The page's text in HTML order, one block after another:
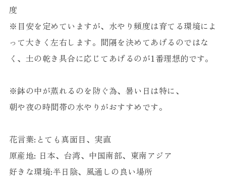
度
※目安を定めていますが、水やり頻度は育てる環境によ
って大きく左右します。間隔を決めてあげるのではな
く、土の乾き具合に応じてあげるのが1番理想的です。
※鉢の中が蒸れるのを防ぐ為、暑い日は特に、
朝や夜の時間帯の水やりがおすすめです。
花言葉:とても真面目、実直
原産地: 日本、台湾、中国南部、東南アジア
好きな環境:半日陰、風通しの良い場所